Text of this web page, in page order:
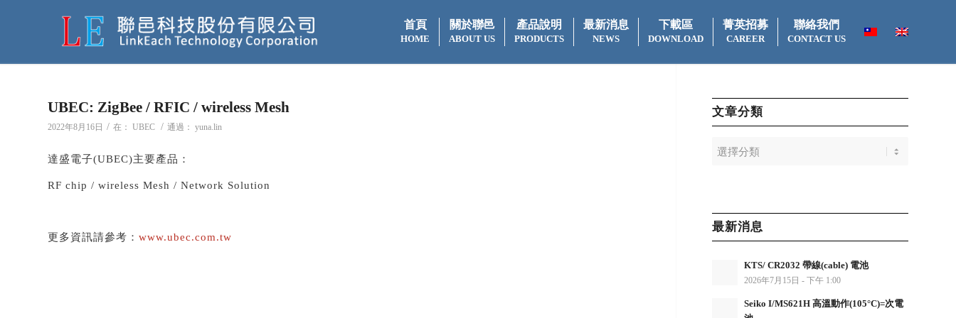
首頁
HOME
關於聯邑
ABOUT US
產品說明
PRODUCTS
最新消息
NEWS
下載區
DOWNLOAD
菁英招募
CAREER
聯絡我們
CONTACT US
UBEC: ZigBee / RFIC / wireless Mesh
2022年8月16日 / 在： UBEC / 通過： yuna.lin
達盛電子(UBEC)主要產品：
RF chip / wireless Mesh / Network Solution
更多資訊請參考： www.ubec.com.tw
文章分類
最新消息
KTS/ CR2032 帶線(cable) 電池
2026年7月15日 - 下午 1:00
Seiko I/MS621H 高溫動作(105°C)=次電